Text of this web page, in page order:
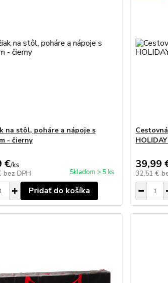
na stôl, poháre a nápoje s
- čierny
€/ks
bez DPH Skladom > 5 ks
Pridať do košíka
39,99
32,51 €